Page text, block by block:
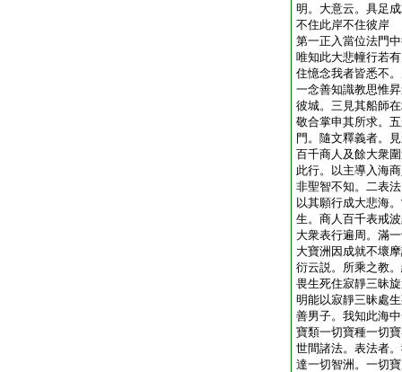
明。大意云。具足
不住此岸不住彼岸
第一正入當位法門
唯知此大悲幢行若
住憶念我者皆悉不
一念善知識教思惟
彼城。三見其船師
敬合掌申其所求。
門。隨文釋義者。
百千商人及餘大衆
此行。以主導入海
非聖智不知。二表
以其願行成大悲海
生。商人百千表戒
大衆表行遍周。滿
大寶洲因成就不壞
衍云説。所乘之教
畏生死住寂靜三昧
明能以寂靜三昧處
善男子。我知此海
寶類一切寶種一切
世間諸法。表法者
達一切智洲。一切